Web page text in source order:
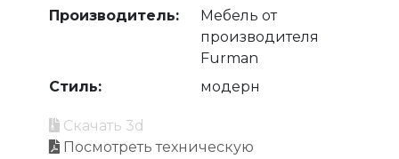
Производитель:
Мебель от
производителя
Furman
Стиль:
модерн
Скачать 3d
Посмотреть техническую